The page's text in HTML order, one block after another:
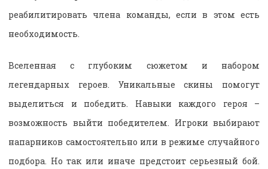
реабилитировать члена команды, если в этом есть
необходимость.
Вселенная с глубоким сюжетом и набором
легендарных героев. Уникальные скины помогут
выделиться и победить. Навыки каждого героя –
возможность выйти победителем. Игроки выбирают
напарников самостоятельно или в режиме случайного
подбора. Но так или иначе предстоит серьезный бой.